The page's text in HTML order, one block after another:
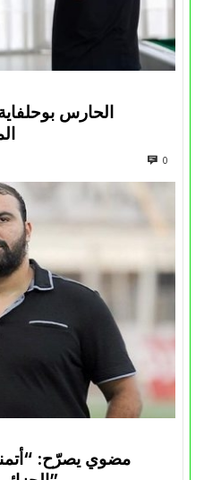
الحارس
0
مضوي يصرّح: